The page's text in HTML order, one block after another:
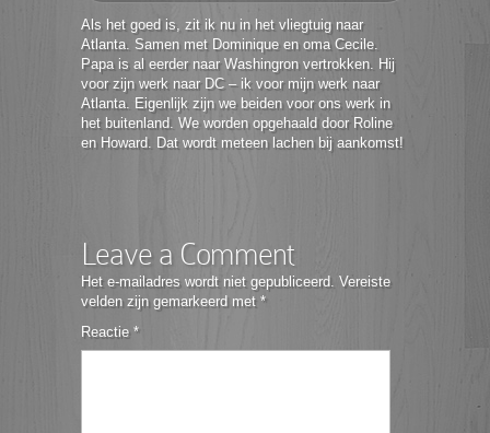
Als het goed is, zit ik nu in het vliegtuig naar
Atlanta. Samen met Dominique en oma Cecile.
Papa is al eerder naar Washingron vertrokken. Hij
voor zijn werk naar DC – ik voor mijn werk naar
Atlanta. Eigenlijk zijn we beiden voor ons werk in
het buitenland. We worden opgehaald door Roline
en Howard. Dat wordt meteen lachen bij aankomst!
Leave a Comment
Het e-mailadres wordt niet gepubliceerd. Vereiste
velden zijn gemarkeerd met *
Reactie *